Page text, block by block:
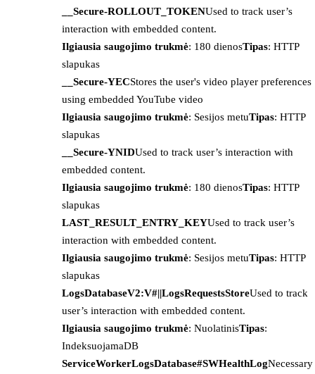
__Secure-ROLLOUT_TOKENUsed to track user’s
interaction with embedded content.
Ilgiausia saugojimo trukmė: 180 dienosTipas: HTTP
slapukas
__Secure-YECStores the user's video player preferences
using embedded YouTube video
Ilgiausia saugojimo trukmė: Sesijos metuTipas: HTTP
slapukas
__Secure-YNIDUsed to track user’s interaction with
embedded content.
Ilgiausia saugojimo trukmė: 180 dienosTipas: HTTP
slapukas
LAST_RESULT_ENTRY_KEYUsed to track user’s
interaction with embedded content.
Ilgiausia saugojimo trukmė: Sesijos metuTipas: HTTP
slapukas
LogsDatabaseV2:V#||LogsRequestsStoreUsed to track
user’s interaction with embedded content.
Ilgiausia saugojimo trukmė: NuolatinisTipas:
IndeksuojamaDB
ServiceWorkerLogsDatabase#SWHealthLogNecessary